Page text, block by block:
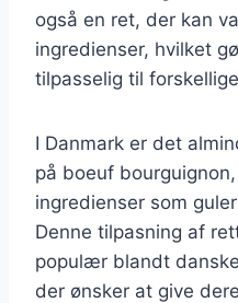
også en ret, der kan
ingredienser, hvilket
tilpasselig til
I Danmark er det
på boeuf
ingredienser som
Denne tilpasning af
populær blandt
der ønsker at give